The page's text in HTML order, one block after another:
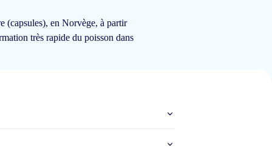
Het is ook verkrijgbaar in verschillende smaken.
(capsules), en Norvège, à partir
très rapide du poisson dans